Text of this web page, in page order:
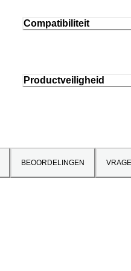
Compatibiliteit
Productveiligheid
BEOORDELINGEN